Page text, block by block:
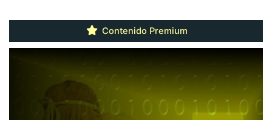
Contenido Premium